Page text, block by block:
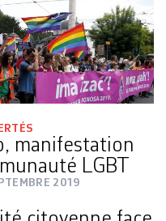
manifestation
LGBT
2019